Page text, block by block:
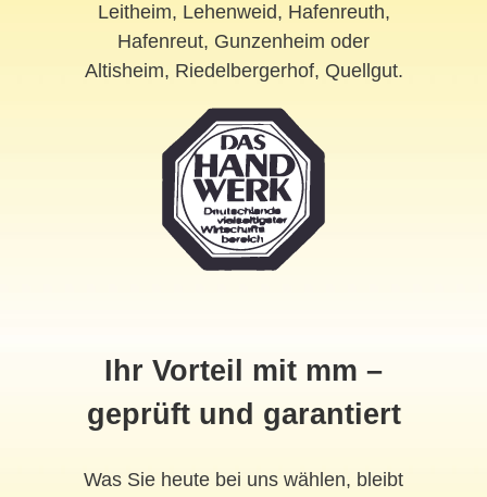
Leitheim, Lehenweid, Hafenreuth,
Hafenreut, Gunzenheim oder
Altisheim, Riedelbergerhof, Quellgut.
Ihr Vorteil mit mm –
geprüft und garantiert
Was Sie heute bei uns wählen, bleibt